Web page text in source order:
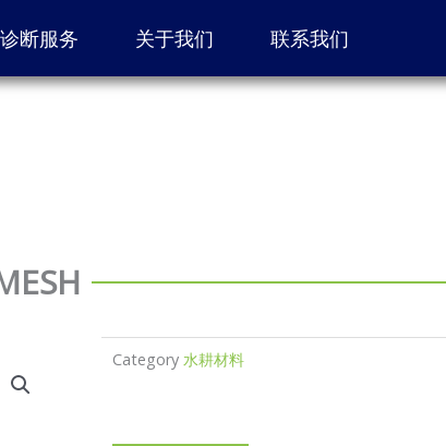
诊断服务 关于我们 联系我们
Category 水耕材料